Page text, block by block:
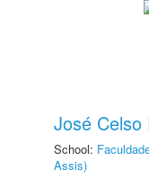
José Celso
School:
Assis)